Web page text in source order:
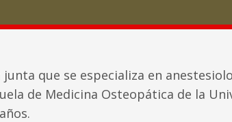
que se especializa en
de Medicina Osteopática de la